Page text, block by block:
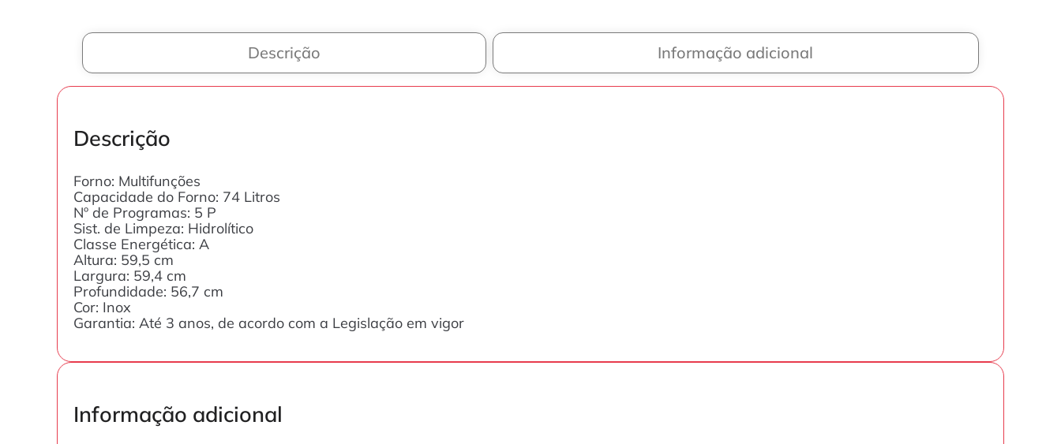
Descrição Informação adicional
Descrição
Forno: Multifunções
Capacidade do Forno: 74 Litros
Nº de Programas: 5 P
Sist. de Limpeza: Hidrolítico
Classe Energética: A
Altura: 59,5 cm
Largura: 59,4 cm
Profundidade: 56,7 cm
Cor: Inox
Garantia: Até 3 anos, de acordo com a Legislação em vigor
Informação adicional